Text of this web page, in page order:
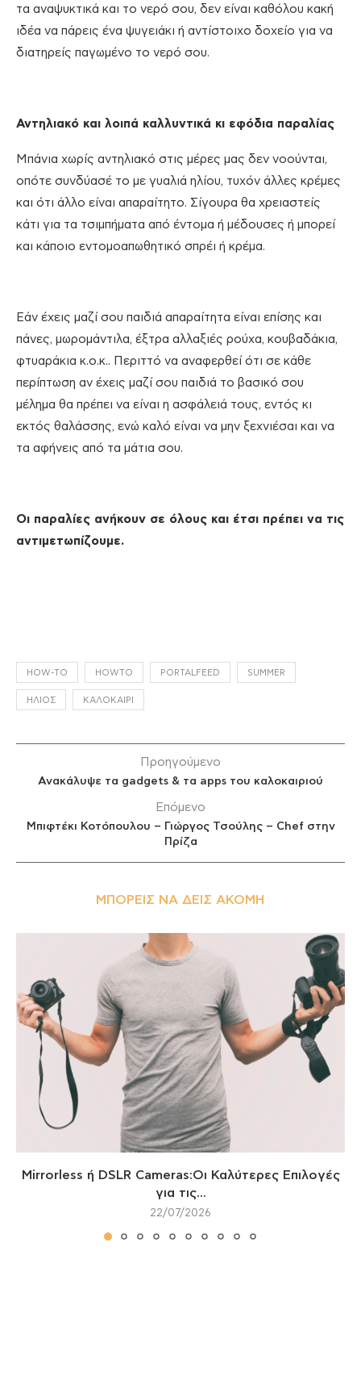
τα αναψυκτικά και το νερό σου, δεν είναι καθόλου κακή
ιδέα να πάρεις ένα ψυγειάκι ή αντίστοιχο δοχείο για να
διατηρείς παγωμένο το νερό σου.
Αντηλιακό και λοιπά καλλυντικά κι εφόδια παραλίας
Μπάνια χωρίς αντηλιακό στις μέρες μας δεν νοούνται,
οπότε συνδύασέ το με γυαλιά ηλίου, τυχόν άλλες κρέμες
και ότι άλλο είναι απαραίτητο. Σίγουρα θα χρειαστείς
κάτι για τα τσιμπήματα από έντομα ή μέδουσες ή μπορεί
και κάποιο εντομοαπωθητικό σπρέι ή κρέμα.
Εάν έχεις μαζί σου παιδιά απαραίτητα είναι επίσης και
πάνες, μωρομάντιλα, έξτρα αλλαξιές ρούχα, κουβαδάκια,
φτυαράκια κ.ο.κ.. Περιττό να αναφερθεί ότι σε κάθε
περίπτωση αν έχεις μαζί σου παιδιά το βασικό σου
μέλημα θα πρέπει να είναι η ασφάλειά τους, εντός κι
εκτός θαλάσσης, ενώ καλό είναι να μην ξεχνιέσαι και να
τα αφήνεις από τα μάτια σου.
Οι παραλίες ανήκουν σε όλους και έτσι πρέπει να τις
αντιμετωπίζουμε.
HOW-TO HOWTO PORTALFEED SUMMER
ΉΛΙΟΣ ΚΑΛΟΚΑΊΡΙ
Προηγούμενο
Ανακάλυψε τα gadgets & τα apps του καλοκαιριού
Επόμενο
Μπιφτέκι Κοτόπουλου – Γιώργος Τσούλης – Chef στην
Πρίζα
ΜΠΟΡΕΊΣ ΝΑ ΔΕΙΣ ΑΚΌΜΗ
Mirrorless ή DSLR Cameras:Οι Καλύτερες Επιλογές
για τις...
22/07/2026